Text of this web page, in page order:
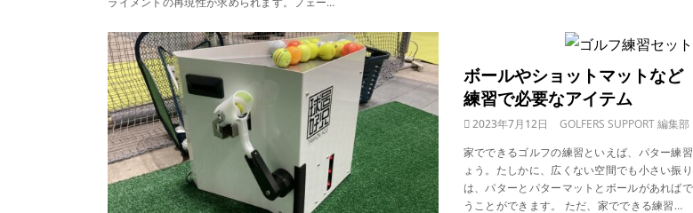
ボールやショットマットな
練習で必要なアイテム
2023年7月12日
GOLFERS SUPPORT 編集部
家でできるゴルフの練習といえば、パター練
ょう。たしかに、広くない空間でも小さい振
は、パターとパターマットとボールがあれば
うことができます。 ただ、家でできる練習…